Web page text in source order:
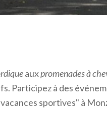
auxpromenades à
Participez à des
sportives" à